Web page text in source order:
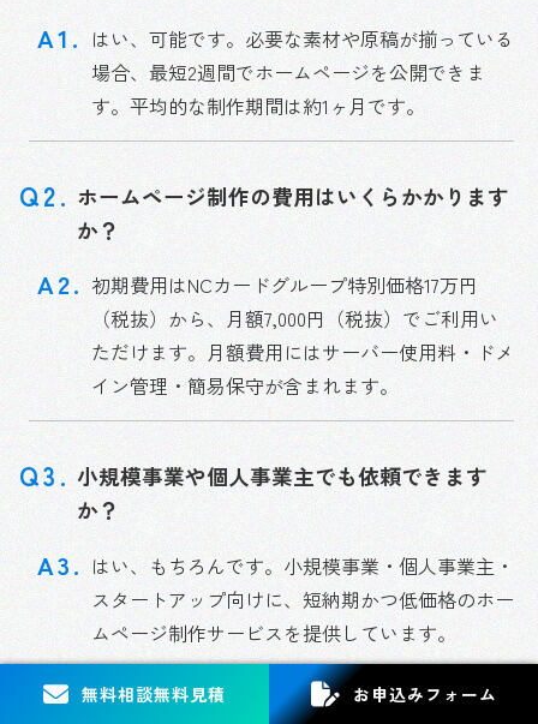
はい、可能です。必要な素材や原稿が揃っている
場合、最短2週間でホームページを公開できま
す。平均的な制作期間は約1ヶ月です。
ホームページ制作の費用はいくらかかります
か？
初期費用はNCカードグループ特別価格17万円
（税抜）から、月額7,000円（税抜）でご利用い
ただけます。月額費用にはサーバー使用料・ドメ
イン管理・簡易保守が含まれます。
小規模事業や個人事業主でも依頼できます
か？
はい、もちろんです。小規模事業・個人事業主・
スタートアップ向けに、短納期かつ低価格のホー
ムページ制作サービスを提供しています。
無料相談無料見積 お申込み フォーム